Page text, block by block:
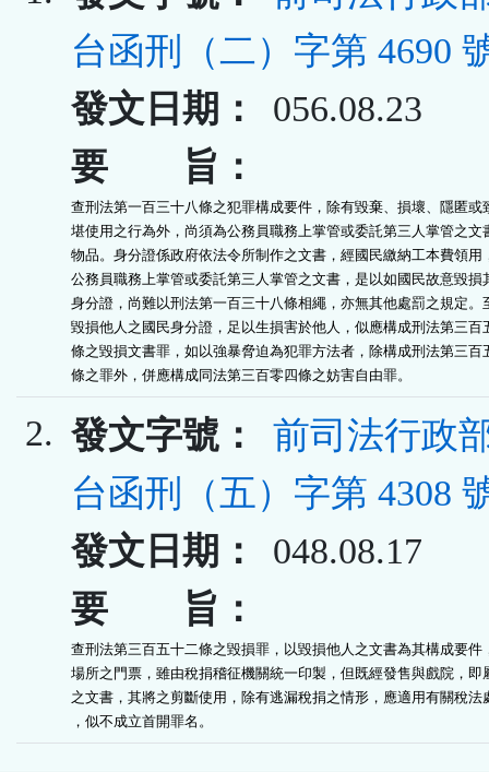
台函刑（二）字第 4690
發文日期：
056.08.23
要 旨：
查刑法第一百三十八條之犯罪構成要件，除有毀棄、損壞、隱匿或
堪使用之行為外，尚須為公務員職務上掌管或委託第三人掌管之文
物品。身分證係政府依法令所制作之文書，經國民繳納工本費領用
公務員職務上掌管或委託第三人掌管之文書，是以如國民故意毀損
身分證，尚難以刑法第一百三十八條相繩，亦無其他處罰之規定。
毀損他人之國民身分證，足以生損害於他人，似應構成刑法第三百
條之毀損文書罪，如以強暴脅迫為犯罪方法者，除構成刑法第三百
條之罪外，併應構成同法第三百零四條之妨害自由罪。
2. 發文字號：
前司法行政
台函刑（五）字第 4308
發文日期：
048.08.17
要 旨：
查刑法第三百五十二條之毀損罪，以毀損他人之文書為其構成要件
場所之門票，雖由稅捐稽征機關統一印製，但既經發售與戲院，即
之文書，其將之剪斷使用，除有逃漏稅捐之情形，應適用有關稅法
，似不成立首開罪名。